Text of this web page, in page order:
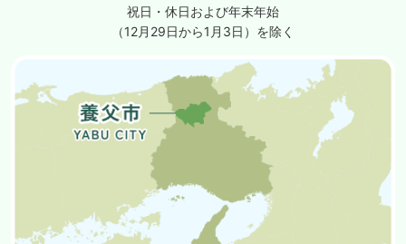
祝日・休日および年末年始
（12月29日から1月3日）を除く